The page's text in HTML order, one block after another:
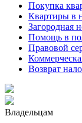
Покупка
Квартиры в
Загородная
Помощь в
Правовой
Возврат
Владельцам